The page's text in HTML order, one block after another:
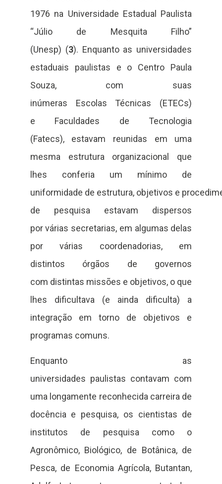
1976 na Universidade Estadual Paulista
“Júlio de Mesquita Filho”
(Unesp) (3). Enquanto as universidades
estaduais paulistas e o Centro Paula
Souza, com suas
inúmeras Escolas Técnicas (ETECs)
e Faculdades de Tecnologia
(Fatecs), estavam reunidas em uma
mesma estrutura organizacional que
lhes conferia um mínimo de
uniformidade de estrutura, objetivos e
de pesquisa estavam dispersos
por várias secretarias, em algumas delas
por várias coordenadorias, em
distintos órgãos de governos
com distintas missões e objetivos, o que
lhes dificultava (e ainda dificulta) a
integração em torno de objetivos e
programas comuns.
Enquanto as
universidades paulistas contavam com
uma longamente reconhecida carreira de
docência e pesquisa, os cientistas de
institutos de pesquisa como o
Agronômico, Biológico, de Botânica, de
Pesca, de Economia Agrícola, Butantan,